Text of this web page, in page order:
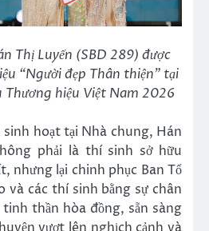
Thị Luyến (SBD 289) được
“Người đẹp Thân thiện” tại
Thương hiệu Việt Nam 2026
hoạt tại Nhà chung, Hán
phải là thí sinh sở hữu
nhưng lại chinh phục Ban Tổ
và các thí sinh bằng sự chân
thần hòa đồng, sẵn sàng